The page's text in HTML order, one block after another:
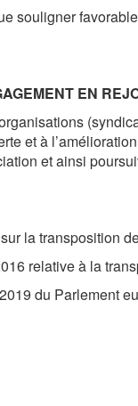
souligner
EN
et à
et ainsi
la transposition
relative à la
du Parlement